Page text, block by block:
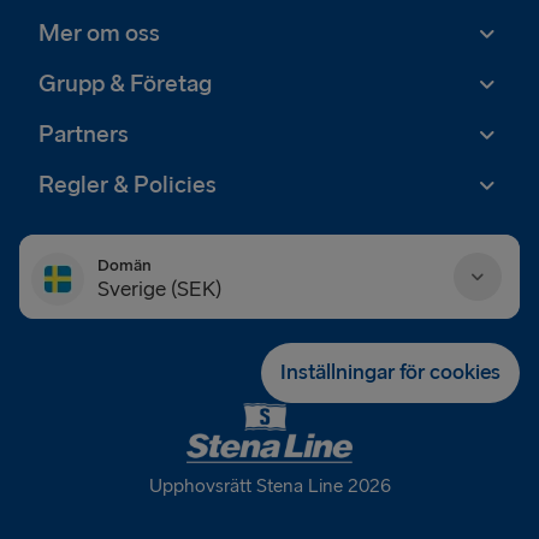
Mer om oss
Grupp & Företag
Partners
Regler & Policies
Domän
Sverige (SEK)
Inställningar för cookies
Upphovsrätt Stena Line 2026